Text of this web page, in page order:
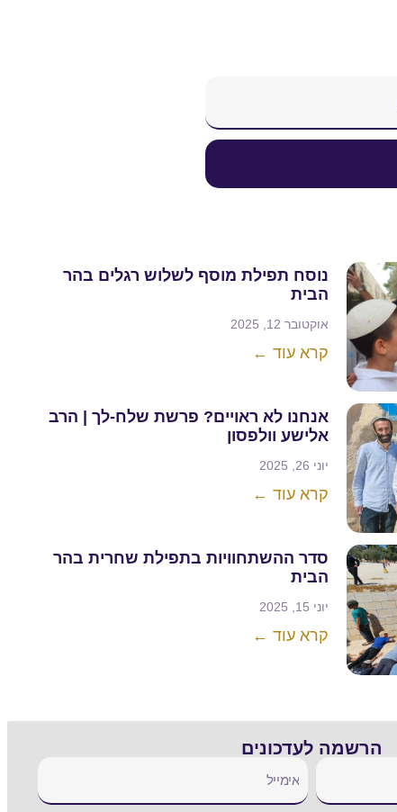
נוסח תפילת מוסף לשלוש רגלים בהר
הבית
אוקטובר 12, 2025
קרא עוד ←
אנחנו לא ראויים? פרשת שלח-לך | הרב
אלישע וולפסון
יוני 26, 2025
קרא עוד ←
סדר ההשתחוויות בתפילת שחרית בהר
הבית
יוני 15, 2025
קרא עוד ←
הרשמה לעדכונים